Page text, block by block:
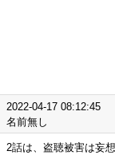
2022-04-17 08:12:45
名前無し
2話は、盗聴被害は妄